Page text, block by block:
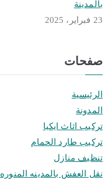
بالمدينة
23 فبراير، 2025
صفحات
الرئيسية
المدونة
تركيب اثاث ايكيا
تركيب طارد الحمام
تنظيف منازل
نقل العفش بالمدينه المنوره 0562694961